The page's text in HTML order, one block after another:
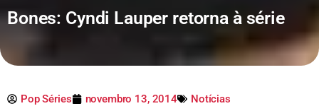
Bones: Cyndi Lauper retorna à série
Pop Séries novembro 13, 2014
Notícias